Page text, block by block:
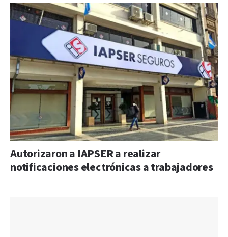
Autorizaron a IAPSER a realizar
notificaciones electrónicas a trabajadores